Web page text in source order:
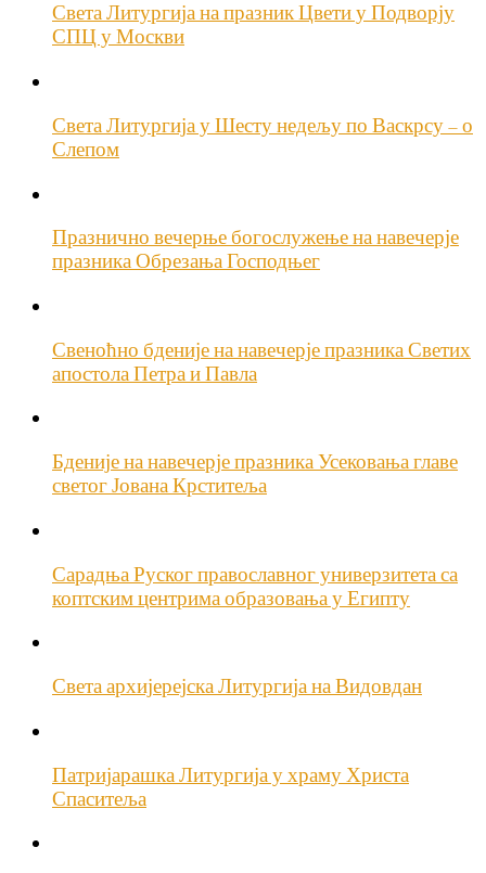
Света Литургија на празник Цвети у Подворју
СПЦ у Москви
Света Литургија у Шесту недељу по Васкрсу – о
Слепом
Празнично вечерње богослужење на навечерје
празника Обрезања Господњег
Свеноћно бденије на навечерје празника Светих
апостола Петра и Павла
Бденије на навечерје празника Усековања главе
светог Јована Крститеља
Сарадња Руског православног универзитета са
коптским центрима образовања у Египту
Света архијерејска Литургија на Видовдан
Патријарашка Литургија у храму Христа
Спаситеља